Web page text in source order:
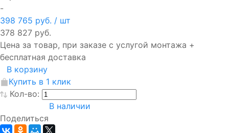
-
398 765 руб. / шт
378 827 руб.
Цена за товар, при заказе с услугой монтажа +
бесплатная доставка
В корзину
Купить в 1 клик
Кол-во:
В наличии
Поделиться